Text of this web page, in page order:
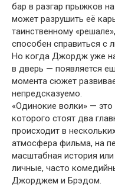
бар в разгар прыжков
может разрушить её
таинственному
способен справиться с
Но когда Джордж уже
в дверь — появляется
момента сюжет
непредсказуемо.
«Одинокие волки» —
которого стоят два
происходит в
атмосфера фильма, на
масштабная история
личные, часто
Джорджем и Брэдом.